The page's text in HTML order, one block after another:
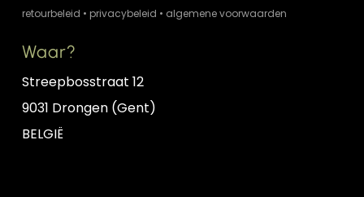
aanbrengen met behulp van een
microvezel doek en het potje
huisgemaakte wax op basis van bijenwas
die je bij de snijplank hebt gekregen. Indien
niet meer voorhanden, kan je steeds een
retourbeleid • privacybeleid • algemene voorwaarden
Waar?
Streepbosstraat 12
9031 Drongen (Gent)
BELGIË